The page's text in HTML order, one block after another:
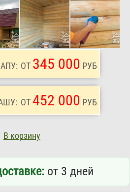
ОТ 345 000 РУБ
ОТ452 000 РУБ
В корзину
от 3 дней